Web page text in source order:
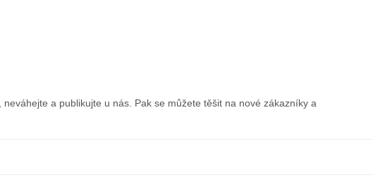
a publikujte u nás. Pak se můžete těšit na nové zákazníky a